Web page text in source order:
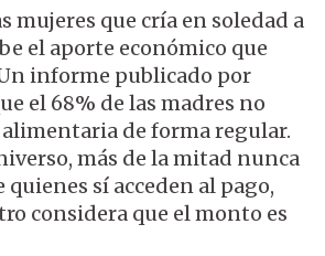
mujeres que cría en soledad a
el aporte económico que
informe publicado por
el 68% de las madres no
de forma regular.
más de la mitad nunca
quienes sí acceden al pago,
considera que el monto es